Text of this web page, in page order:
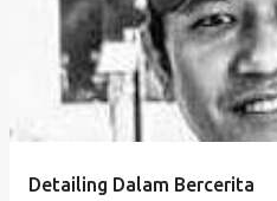
Detailing Dalam Bercerita